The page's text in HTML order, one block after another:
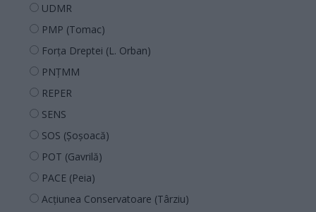
UDMR
PMP (Tomac)
Forța Dreptei (L. Orban)
PNȚMM
REPER
SENS
SOS (Șoșoacă)
POT (Gavrilă)
PACE (Peia)
Acțiunea Conservatoare (Târziu)